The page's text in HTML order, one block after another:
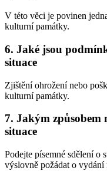
V této věci je povinen
kulturní památky.
6. Jaké jsou
situace
Zjištění ohrožení nebo
kulturní památky.
7. Jakým způsobem
situace
Podejte písemné sdělení o
výslovně požádat o vydání